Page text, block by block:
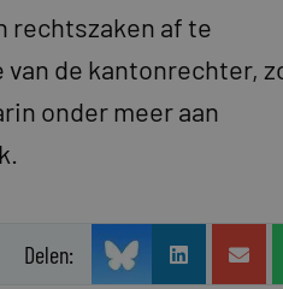
rechtszaken af te
de kantonrechter,
onder meer aan
Delen: